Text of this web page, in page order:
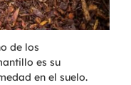
de los
es su
en el suelo.